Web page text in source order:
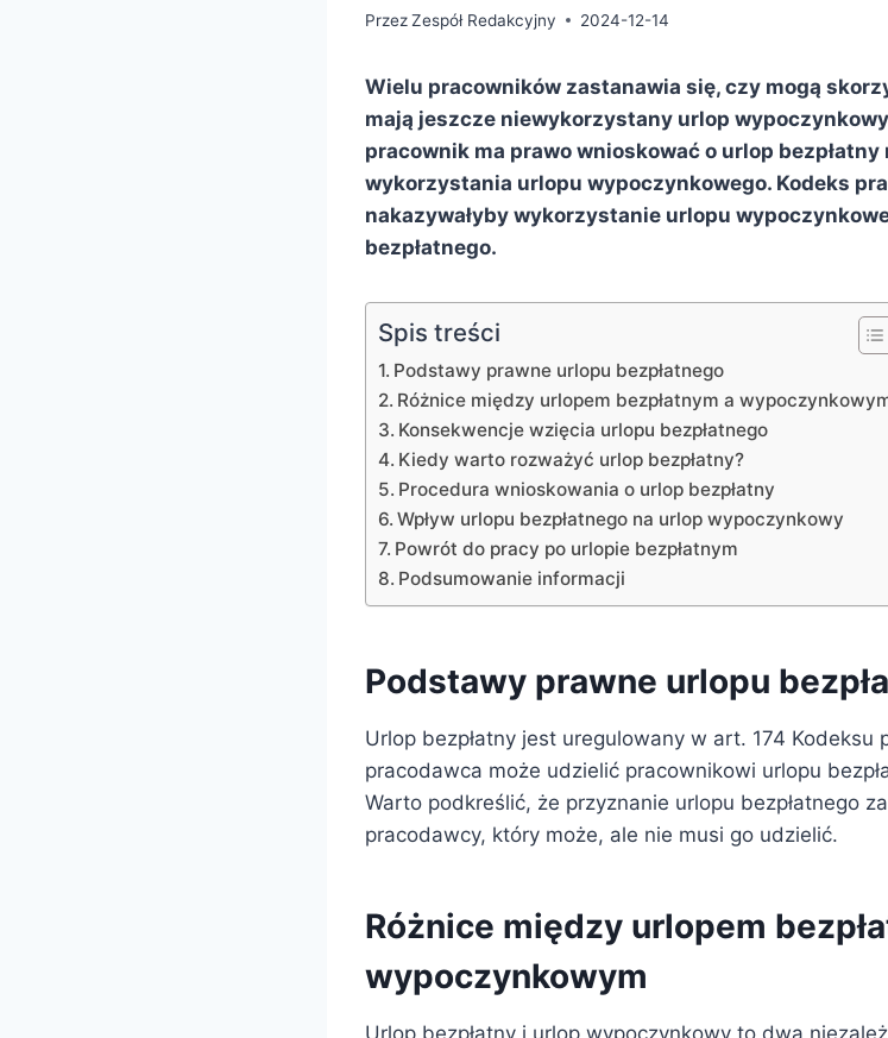
PrzezZespół Redakcyjny 2024-12-14
Wielu pracowników zastanawia się, czy mogą
mają jeszcze niewykorzystany urlop
pracownik ma prawo wnioskować o urlop
wykorzystania urlopu wypoczynkowego. Kodeks
nakazywałyby wykorzystanie urlopu
bezpłatnego.
Spis treści
Podstawy prawne urlopu bezpłatnego
Różnice między urlopem bezpłatnym a
Konsekwencje wzięcia urlopu bezpłatnego
Kiedy warto rozważyć urlop bezpłatny?
Procedura wnioskowania o urlop bezpłatny
Wpływ urlopu bezpłatnego na urlop wypoczynkowy
Powrót do pracy po urlopie bezpłatnym
Podsumowanie informacji
Podstawy prawne urlopu
Urlop bezpłatny jest uregulowany w art. 174 Kodeksu
pracodawca może udzielić pracownikowi urlopu
Warto podkreślić, że przyznanie urlopu bezpłatnego
pracodawcy, który może, ale nie musi go udzielić.
Różnice między urlopem
wypoczynkowym
Urlop bezpłatny i urlop wypoczynkowy to dwa